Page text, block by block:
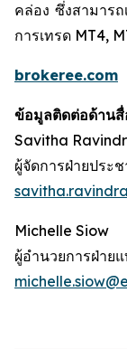
คล่อง ซึ่งสามาร
การเทรด MT4,
brokeree.com
ข้อมูลติดต่อด้านสื่
Savitha
ผู้จัดการฝ่ายประ
s
Michelle Siow
ผู้อำนวยการฝ่าย